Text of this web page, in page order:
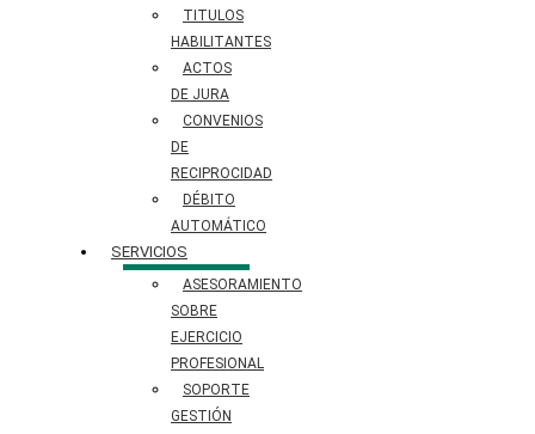
TITULOS
HABILITANTES
ACTOS
DE JURA
CONVENIOS
DE
RECIPROCIDAD
DÉBITO
AUTOMÁTICO
SERVICIOS
ASESORAMIENTO
SOBRE
EJERCICIO
PROFESIONAL
SOPORTE
GESTIÓN